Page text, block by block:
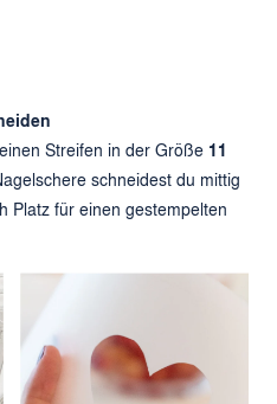
Streifen in der Größe 11
schneidest du mittig
Platz für einen gestempelten